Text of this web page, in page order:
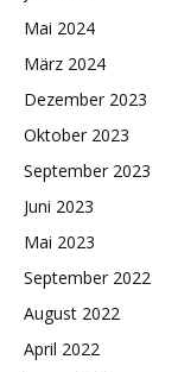
Mai 2024
März 2024
Dezember 2023
Oktober 2023
September 2023
Juni 2023
Mai 2023
September 2022
August 2022
April 2022